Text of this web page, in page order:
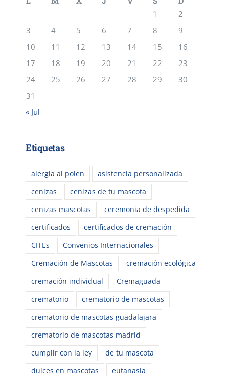
1
2
3
4 5 6 7 8
9
10
11 12 13 14 15
16
17
18 19 20 21 22
23
24
25 26 27 28 29
30
31
« Jul
Etiquetas
alergia al polen
asistencia personalizada
cenizas
cenizas de tu mascota
cenizas mascotas
ceremonia de despedida
certificados
certificados de cremación
CITEs
Convenios Internacionales
Cremación de Mascotas
cremación ecológica
cremación individual
Cremaguada
crematorio
crematorio de mascotas
crematorio de mascotas guadalajara
crematorio de mascotas madrid
cumplir con la ley
de tu mascota
dulces en mascotas
eutanasia